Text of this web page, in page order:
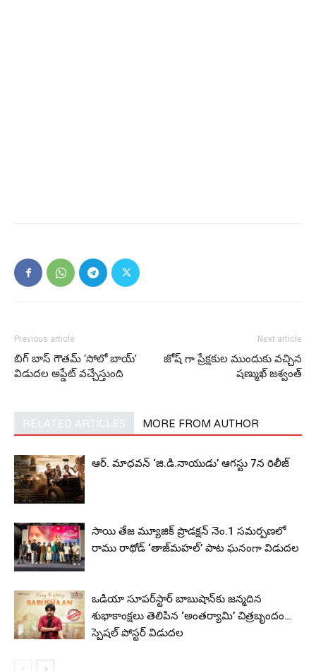
Previous article
బిగ్ బాస్ గౌతమ్ ‘సోలో బాయ్’
విడుదల అప్డేట్ వచ్చేస్తుంది
Next article
జోష్ గా ప్రేక్షకుల ముందుకు వచ్చిన
షణ్ముఖ్ జశ్వంత్
RELATED ARTICLES MORE FROM AUTHOR
ఆర్‌. మాధవన్‌ ‘జి.డి.నాయుడు’ ఆగస్టు 7న రిలీజ్
సాయి తేజ మ్యూజిక్ ప్రొడక్షన్ నెం.1 సమర్పణలో
రాము రాథోడ్ ‘తాజ్‌మహల్’ పాట ఘనంగా విడుదల
ఒడియా సూపర్‌స్టార్ బాబుషాన్‌కు జన్మదిన
శుభాకాంక్షలు తెలిపిన ‘అంతర్యామి’ చిత్రబృందం…
స్పెషల్ పోస్టర్ విడుదల